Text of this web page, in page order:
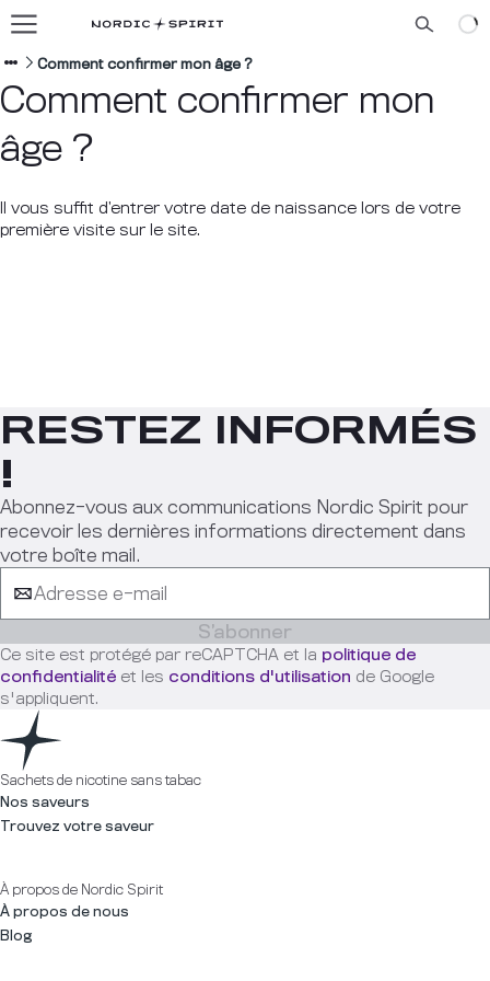
Nos saveurs
À propos de nous
Blog
FRANÇAIS
Comment confirmer mon âge ?
Comment confirmer mon
âge ?
Il vous suffit d’entrer votre date de naissance lors de votre
première visite sur le site.
RESTEZ INFORMÉS
!
Abonnez-vous aux communications Nordic Spirit pour
recevoir les dernières informations directement dans
votre boîte mail.
S’abonner
Ce site est protégé par reCAPTCHA et la politique de
confidentialité et les conditions d'utilisation de Google
s'appliquent.
Sachets de nicotine sans tabac
Nos saveurs
Trouvez votre saveur
À propos de Nordic Spirit
À propos de nous
Blog